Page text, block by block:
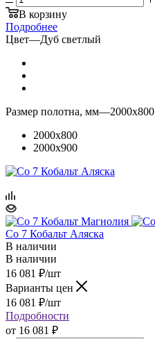
В корзину
Подробнее
Цвет—Дуб светлый
Размер полотна, мм—2000x800
2000x800
2000x900
Co 7 Кобальт Аляска
В наличии
В наличии
16 081 ₽/шт
Варианты цен
16 081 ₽/шт
Подробности
от 16 081 ₽